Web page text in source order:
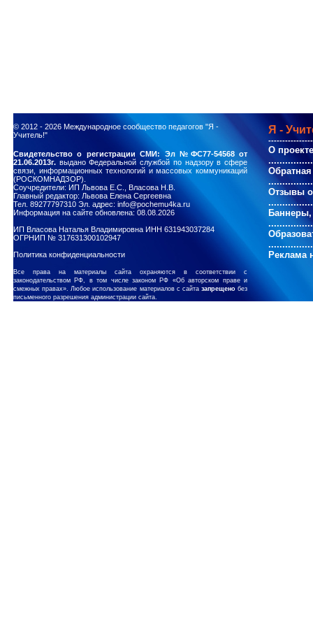
© 2012 - 2026 Международное сообщество педагогов "Я -
Учитель!"
Я -
О проекте
Отзывы о
Реклама
Свидетельство о регистрации СМИ: Эл №ФС77-54568 от
21.06.2013г. выдано Федеральной службой по надзору в сфере
связи, информационных технологий и массовых коммуникаций
(РОСКОМНАДЗОР).
Соучредители: ИП Львова Е.С., Власова Н.В.
Главный редактор: Львова Елена Сергеевна
Тел. 89277797310 Эл. адрес: info@pochemu4ka.ru
Информация на сайте обновлена: 08.08.2026
ИП Власова Наталья Владимировна ИНН 631943037284
ОГРНИП № 317631300102947
Политика конфиденциальности
Все права на материалы сайта охраняются в соответствии с
законодательством РФ, в том числе законом РФ «Об авторском праве и
смежных правах». Любое использование материалов с сайта запрещенобез
письменного разрешения администрации сайта.